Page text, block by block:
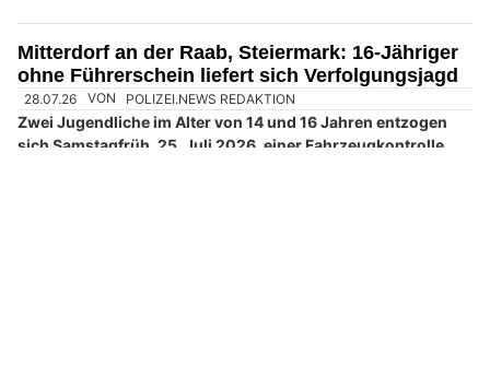
Mitterdorf an der Raab, Steiermark: 16-Jähriger
ohne Führerschein liefert sich Verfolgungsjagd
28.07.26 VON POLIZEI.NEWS REDAKTION
Zwei Jugendliche im Alter von 14 und 16 Jahren entzogen
sich Samstagfrüh, 25. Juli 2026, einer Fahrzeugkontrolle